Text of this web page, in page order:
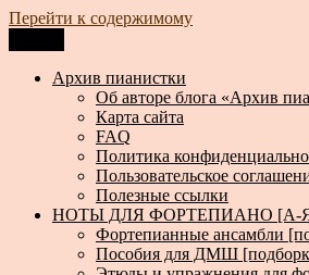
Перейти к содержимому
Архив пианистки
Всё для пианистов: ноты, книги,
Архив пианистки
Об авторе блога «Архив
Карта сайта
FAQ
Политика
Пользовательское
Полезные ссылки
НОТЫ ДЛЯ ФОРТЕПИАНО [А-
Фортепианные ансамбли
Пособия для ДМШ